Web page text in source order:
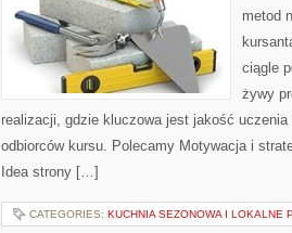
metod
ciągle
żywy
realizacji, gdzie kluczowa jest jakość
odbiorców kursu. Polecamy Motywacja i
Idea strony […]
CATEGORIES: KUCHNIA SEZONOWA I LOKALNE